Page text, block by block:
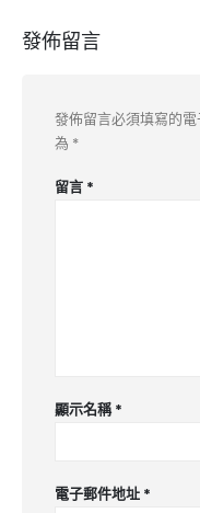
發佈留言
發佈留言必須填寫的
為 *
留言 *
顯示名稱*
電子郵件地址 *